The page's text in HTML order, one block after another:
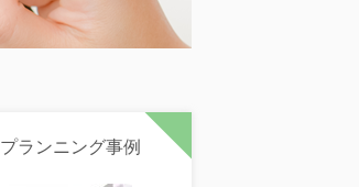
プランニング事例